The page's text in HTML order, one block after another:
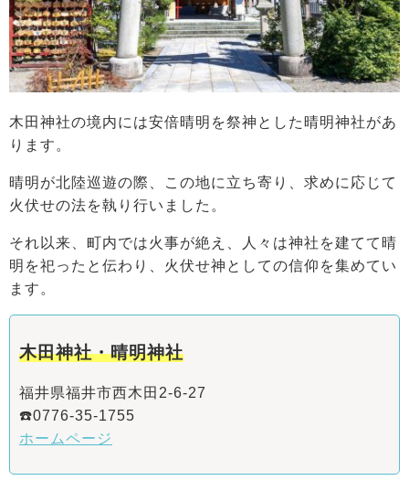
木田神社の境内には安倍晴明を祭神とした晴明神社があ
ります。
晴明が北陸巡遊の際、この地に立ち寄り、求めに応じて
火伏せの法を執り行いました。
それ以来、町内では火事が絶え、人々は神社を建てて晴
明を祀ったと伝わり、火伏せ神としての信仰を集めてい
ます。
木田神社・晴明神社
福井県福井市西木田2-6-27
☎️0776-35-1755
ホームページ